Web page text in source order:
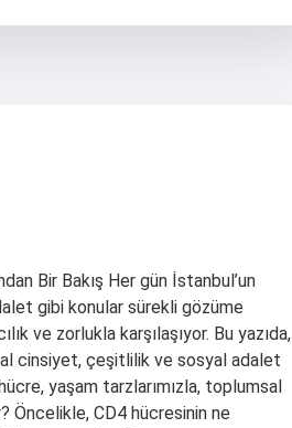
Bir Bakış Her gün İstanbul’un
gibi konular sürekli gözüme
ve zorlukla karşılaşıyor. Bu yazıda,
cinsiyet, çeşitlilik ve sosyal adalet
yaşam tarzlarımızla, toplumsal
Öncelikle, CD4 hücresinin ne